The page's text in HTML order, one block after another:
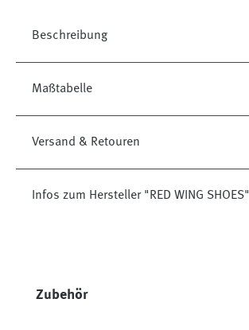
Beschreibung
Maßtabelle
Versand & Retouren
Infos zum Hersteller "RED WING SHOES"
Produktgalerie überspringen
Zubehör